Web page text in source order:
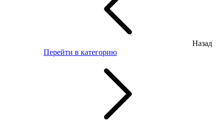
Назад
Перейти в категорию